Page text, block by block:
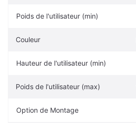
Poids de l'utilisateur (min)
Couleur
Hauteur de l'utilisateur (min)
Poids de l'utilisateur (max)
Option de Montage